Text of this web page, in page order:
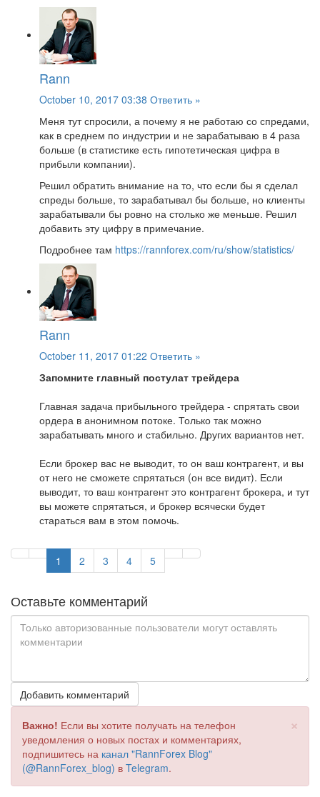
Rann
October 10, 2017 03:38 Ответить »
Меня тут спросили, а почему я не работаю со спредами,
как в среднем по индустрии и не зарабатываю в 4 раза
больше (в статистике есть гипотетическая цифра в
прибыли компании).
Решил обратить внимание на то, что если бы я сделал
спреды больше, то зарабатывал бы больше, но клиенты
зарабатывали бы ровно на столько же меньше. Решил
добавить эту цифру в примечание.
Подробнее там https://rannforex.com/ru/show/statistics/
Rann
October 11, 2017 01:22 Ответить »
Запомните главный постулат трейдера
Главная задача прибыльного трейдера - спрятать свои
ордера в анонимном потоке. Только так можно
зарабатывать много и стабильно. Других вариантов нет.
Если брокер вас не выводит, то он ваш контрагент, и вы
от него не сможете спрятаться (он все видит). Если
выводит, то ваш контрагент это контрагент брокера, и тут
вы можете спрятаться, и брокер всячески будет
стараться вам в этом помочь.
1 2 3 4 5
Оставьте комментарий
Добавить комментарий
×
Важно! Если вы хотите получать на телефон
уведомления о новых постах и комментариях,
подпишитесь на канал "RannForex Blog"
(@RannForex_blog) в Telegram.